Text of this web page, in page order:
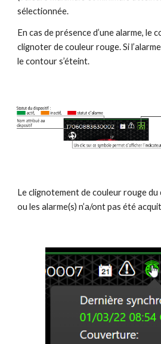
sélectionnée.
En cas de présence d’une alarme, le
clignoter de couleur rouge. Si
le contour s’éteint.
Le clignotement de couleur rouge
ou les alarme(s) n’a/ont pas été